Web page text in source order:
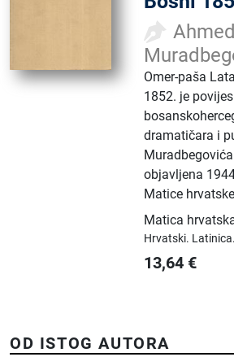
Ahmed
Omer-paša
1852. je
dramatičara i
objavljena
Matice
Matica
Hrvatski.
13,64 €
OD ISTOG AUTORA